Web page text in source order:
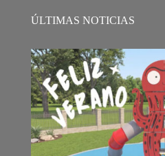
ÚLTIMAS NOTICIAS